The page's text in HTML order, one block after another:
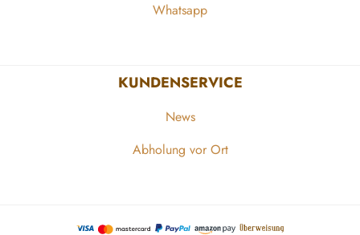
Whatsapp
KUNDENSERVICE
News
Abholung vor Ort